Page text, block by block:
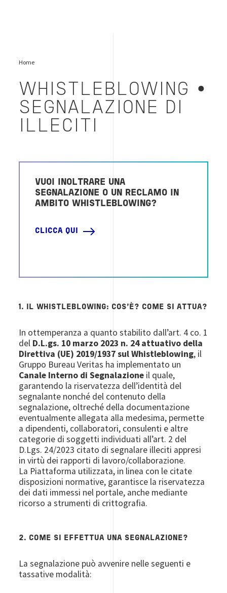
Home
WHISTLEBLOWING •
SEGNALAZIONE DI
ILLECITI
VUOI INOLTRARE UNA
SEGNALAZIONE O UN RECLAMO IN
AMBITO WHISTLEBLOWING?
CLICCA QUI
1. IL WHISTLEBLOWING: COS’È? COME SI ATTUA?
In ottemperanza a quanto stabilito dall’art. 4 co. 1
del D.L.gs. 10 marzo 2023 n. 24 attuativo della
Direttiva (UE) 2019/1937 sul Whistleblowing, il
Gruppo Bureau Veritas ha implementato un
Canale Interno di Segnalazione il quale,
garantendo la riservatezza dell’identità del
segnalante nonché del contenuto della
segnalazione, oltreché della documentazione
eventualmente allegata alla medesima, permette
a dipendenti, collaboratori, consulenti e altre
categorie di soggetti individuati all’art. 2 del
D.Lgs. 24/2023 citato di segnalare illeciti appresi
in virtù dei rapporti di lavoro/collaborazione.
La Piattaforma utilizzata, in linea con le citate
disposizioni normative, garantisce la riservatezza
dei dati immessi nel portale, anche mediante
ricorso a strumenti di crittografia.
2. COME SI EFFETTUA UNA SEGNALAZIONE?
La segnalazione può avvenire nelle seguenti e
tassative modalità: